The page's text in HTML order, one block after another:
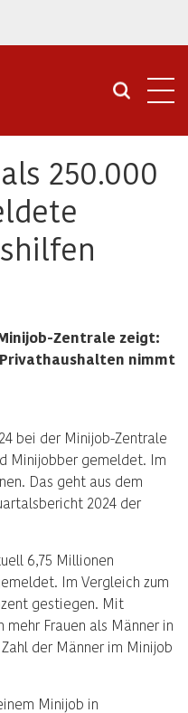
250.000
Zentrale zeigt:
nimmt
bei der Minijob-Zentrale
Minijobber gemeldet. Im
Das geht aus dem
2024 der
6,75 Millionen
Im Vergleich zum
gestiegen. Mit
Frauen als Männer in
der Männer im Minijob
Minijob in